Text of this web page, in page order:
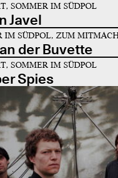
SOMMER IM SÜDPOL
Javel
IM SÜDPOL, ZUM
der Buvette
SOMMER IM SÜDPOL
Spies